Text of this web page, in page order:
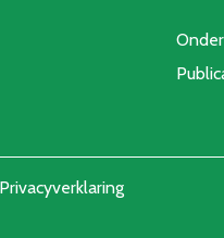
Privacyverklaring